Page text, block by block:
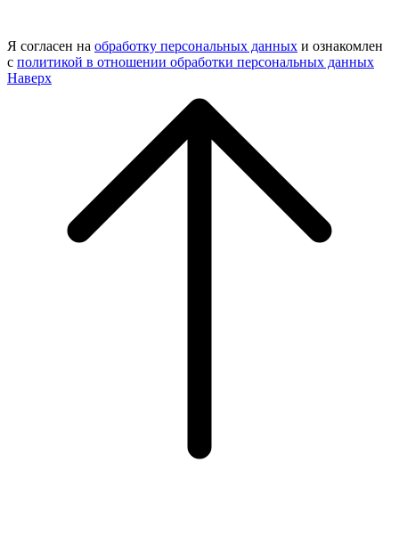
Я согласен на обработку персональных данных и ознакомлен
с политикой в отношении обработки персональных данных
Наверх